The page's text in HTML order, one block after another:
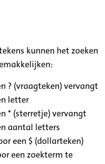
kunnen het zoeken
? (vraagteken) vervangt
letter
* (sterretje) vervangt
aantal letters
een $ (dollarteken)
een zoekterm te